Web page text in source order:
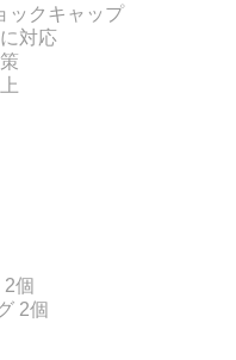
ックキャップ
対応
個
2個